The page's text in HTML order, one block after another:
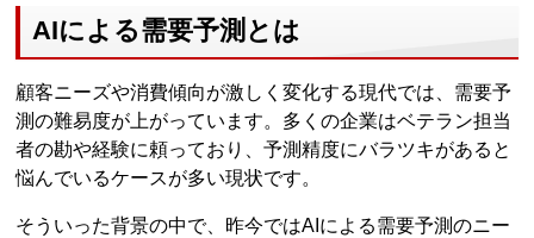
AIによる需要予測とは
顧客ニーズや消費傾向が激しく変化する現代では、需要予
測の難易度が上がっています。多くの企業はベテラン担当
者の勘や経験に頼っており、予測精度にバラツキがあると
悩んでいるケースが多い現状です。
そういった背景の中で、昨今ではAIによる需要予測のニー